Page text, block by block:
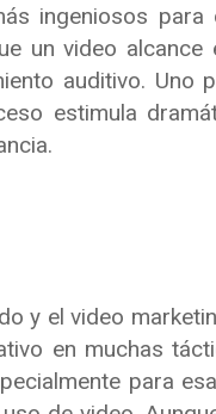
ingeniosos
un video
auditivo. Uno
estimula
y el video
en muchas
para